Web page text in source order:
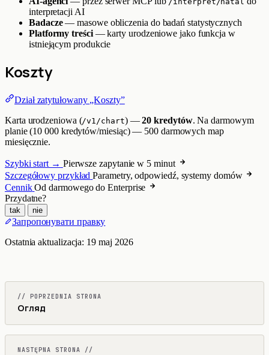
interpretacji AI
Badacze— masowe obliczenia do badań statystycznych
Platformy treści— karty urodzeniowe jako funkcja w
istniejącym produkcie
Koszty
Dział zatytułowany „Koszty”
Karta urodzeniowa (/v1/chart) —20 kredytów. Na darmowym
planie (10 000 kredytów/miesiąc) — 500 darmowych map
miesięcznie.
Szybki start → Pierwsze zapytanie w 5 minut
Szczegółowy przykład Parametry, odpowiedź, systemy domów
Cennik Od darmowego do Enterprise
Przydatne?
tak nie
Запропонувати правку
Ostatnia aktualizacja: 19 maj 2026
// POPRZEDNIA STRONA
Огляд
NASTĘPNA STRONA //